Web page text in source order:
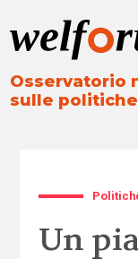
Osservatorio
sulle
Un